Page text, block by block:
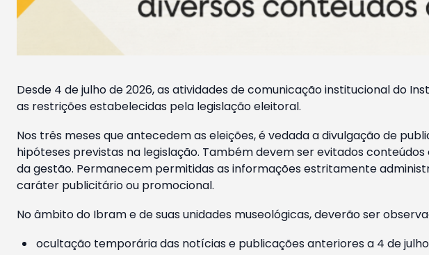
Desde 4 de julho de 2026, as atividades de comunicação institucional do
as restrições estabelecidas pela legislação eleitoral.
Nos três meses que antecedem as eleições, é vedada a divulgação de
hipóteses previstas na legislação. Também devem ser evitados
da gestão. Permanecem permitidas as informações estritamente
caráter publicitário ou promocional.
No âmbito do Ibram e de suas unidades museológicas, deverão ser
ocultação temporária das notícias e publicações anteriores a 4 de